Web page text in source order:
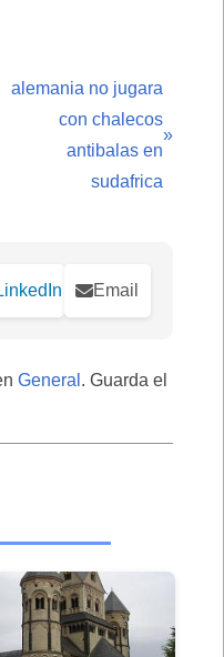
alemania no jugara
con chalecos
antibalas en
sudafrica
»
Email
General . Guarda el